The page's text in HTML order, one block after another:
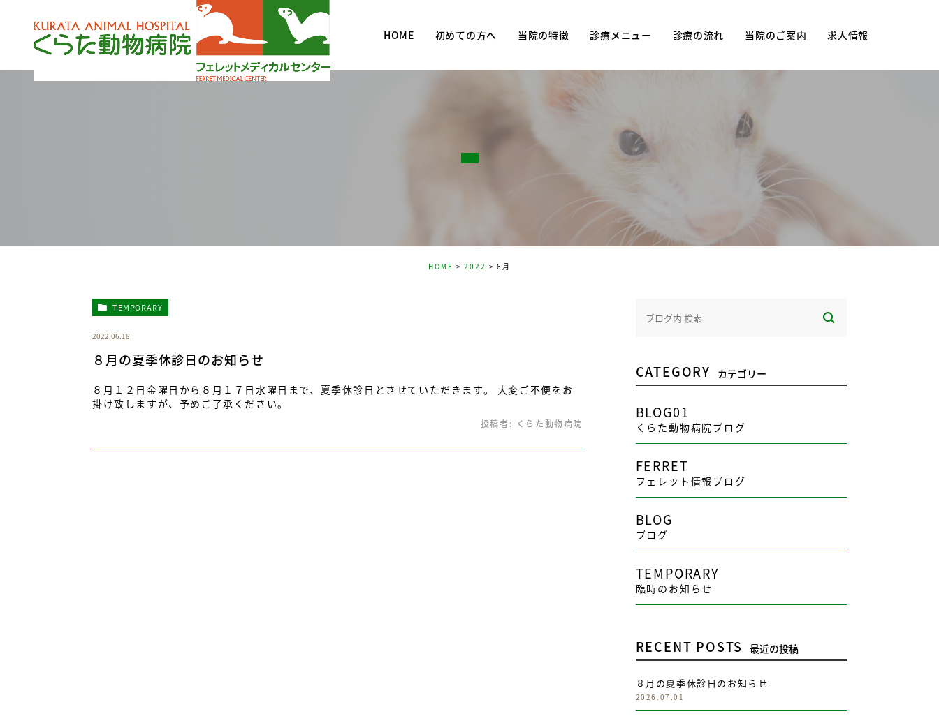
HOME 初めての方へ 当院の特徴
診療メニュー
予防・予防接種
診療の流れ
当院のご案内
院長紹介
院内紹介
求人情報
HOME 2022 6月
TEMPORARY
2022.06.18
８月の夏季休診日のお知らせ
８月１２日金曜日から８月１７日水曜日まで、夏季休診日とさせていただきます。 大変ご不便をお
掛け致しますが、予めご了承ください。
投稿者: くらた動物病院
CATEGORY カテゴリー
BLOG01
くらた動物病院ブログ
FERRET
フェレット情報ブログ
BLOG
ブログ
TEMPORARY
臨時のお知らせ
RECENT POSTS 最近の投稿
８月の夏季休診日のお知らせ
2026.07.01